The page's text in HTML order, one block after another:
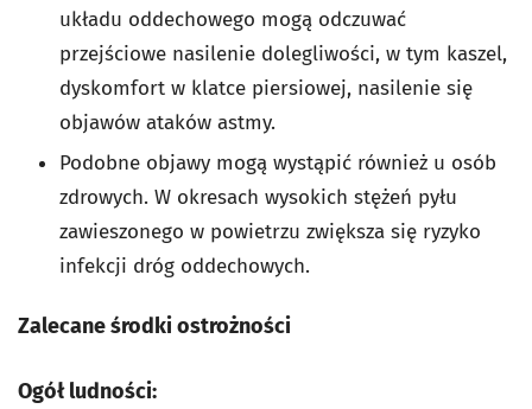
układu oddechowego mogą odczuwać
przejściowe nasilenie dolegliwości, w tym kaszel,
dyskomfort w klatce piersiowej, nasilenie się
objawów ataków astmy.
Podobne objawy mogą wystąpić również u osób
zdrowych. W okresach wysokich stężeń pyłu
zawieszonego w powietrzu zwiększa się ryzyko
infekcji dróg oddechowych.
Zalecane środki ostrożności
Ogół ludności: